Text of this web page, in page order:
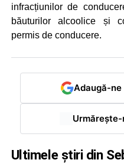
infracțiunilor de
băuturilor alcoolice și
permis de conducere.
Adaugă-
Urmărește-
Ultimele știri din